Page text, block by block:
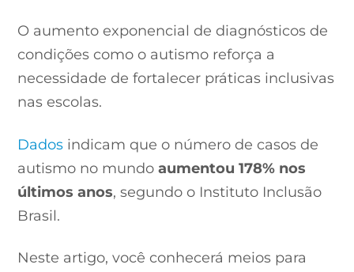
O aumento exponencial de diagnósticos de
condições como o autismo reforça a
necessidade de fortalecer práticas inclusivas
nas escolas.
Dados indicam que o número de casos de
autismo no mundoaumentou 178% nos
últimos anos, segundo o Instituto Inclusão
Brasil.
Neste artigo, você conhecerá meios para